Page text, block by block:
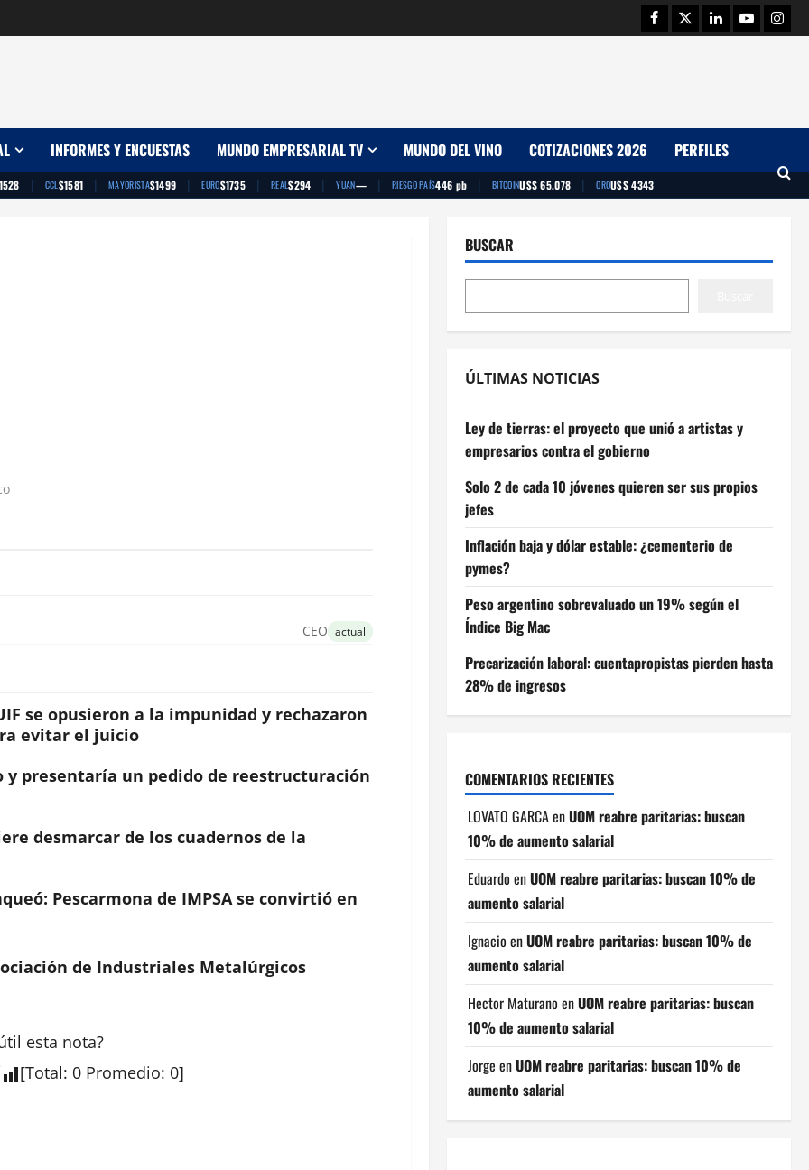
Facebook
TwitterLinkedinYoutube
INFORMES Y ENCUESTAS MUNDO EMPRESARIAL TV MUNDO DEL VINO COTIZACIONES 2026 PERFILES
| CCL$1581 | MAYORISTA$1499 | EURO$1735 | REAL$294 | YUAN— | RIESGO PAÍS446 pb | BITCOINU$S 65.078 | OROU$S 4343
CEO actual
se opusieron a la impunidad y rechazaron
evitar el juicio
presentaría un pedido de reestructuración
desmarcar de los cuadernos de la
Pescarmona de IMPSA se convirtió en
de Industriales Metalúrgicos
esta nota?
[Total: 0 Promedio: 0]
BUSCAR
ÚLTIMAS NOTICIAS
Ley de tierras: el proyecto que unió a artistas y
empresarios contra el gobierno
Solo 2 de cada 10 jóvenes quieren ser sus propios
jefes
Inflación baja y dólar estable: ¿cementerio de
pymes?
Peso argentino sobrevaluado un 19% según el
Índice Big Mac
Precarización laboral: cuentapropistas pierden hasta
28% de ingresos
COMENTARIOS RECIENTES
LOVATO GARCAenUOM reabre paritarias: buscan
10% de aumento salarial
Eduardo enUOM reabre paritarias: buscan 10% de
aumento salarial
Ignacio enUOM reabre paritarias: buscan 10% de
aumento salarial
Hector Maturano enUOM reabre paritarias: buscan
10% de aumento salarial
Jorge enUOM reabre paritarias: buscan 10% de
aumento salarial